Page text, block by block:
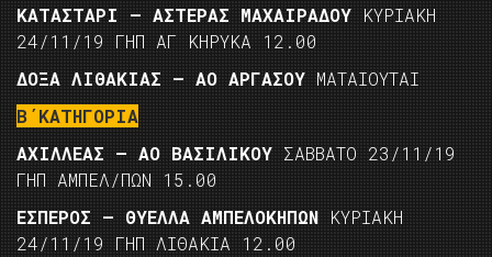
ΚΑΤΑΣΤΑΡΙ – ΑΣΤΕΡΑΣ ΜΑΧΑΙΡΑΔΟΥ ΚΥΡΙΑΚΗ
24/11/19 ΓΗΠ ΑΓ ΚΗΡΥΚΑ 12.00
ΔΟΞΑ ΛΙΘΑΚΙΑΣ – ΑΟ ΑΡΓΑΣΟΥ ΜΑΤΑΙΟΥΤΑΙ
Β΄ΚΑΤΗΓΟΡΙΑ
ΑΧΙΛΛΕΑΣ – ΑΟ ΒΑΣΙΛΙΚΟΥ ΣΑΒΒΑΤΟ 23/11/19
ΓΗΠ ΑΜΠΕΛ/ΠΩΝ 15.00
ΕΣΠΕΡΟΣ – ΘΥΕΛΛΑ ΑΜΠΕΛΟΚΗΠΩΝ ΚΥΡΙΑΚΗ
24/11/19 ΓΗΠ ΛΙΘΑΚΙΑ 12.00